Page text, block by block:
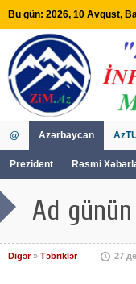
Bu gün: 2026, 10 Avqust,
@ Azərbaycan
Prezident Rəsmi
Ad
Digər» Təbriklər 27